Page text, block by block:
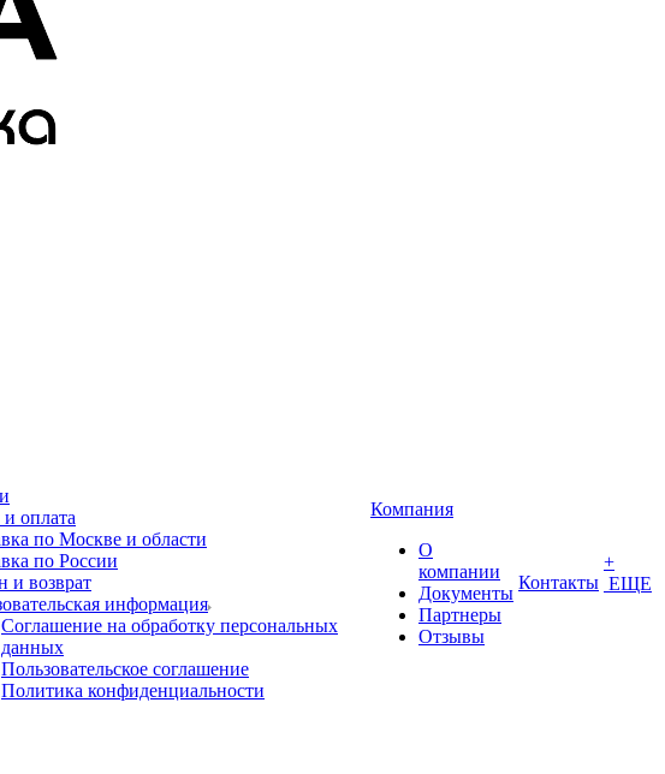
оплата
по Москве и области
по России
и возврат
информация
Соглашение на обработку персональных
данных
Пользовательское соглашение
Политика конфиденциальности
Компания
О
компании
Документы
Партнеры
Отзывы
Контакты
+
ЕЩЕ